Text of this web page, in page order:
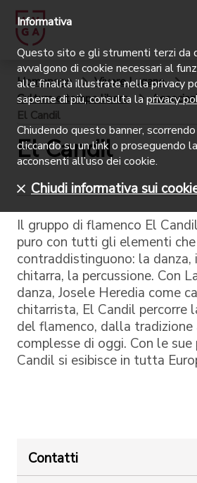
Homepage
Vivere Lugano
Cultura e tempo libero
El Candil
El Candil
Il gruppo di flamenco El
puro con tutti gli elementi
contraddistinguono: la
chitarra, la percussione. Con
danza, Josele Heredia come
chitarrista, El Candil percorre
del flamenco, dalla
complesse di oggi. Con le sue
Candil si esibisce in tutta
Contatti
Informativa
Questo sito e gli strumenti terzi da
avvalgono di cookie necessari al
alle finalità illustrate nella privacy
saperne di più, consulta laprivacy
Chiudendo questo banner,
cliccando su un link o proseguendo
acconsenti all’uso dei cookie.
Chiudi informativa sui